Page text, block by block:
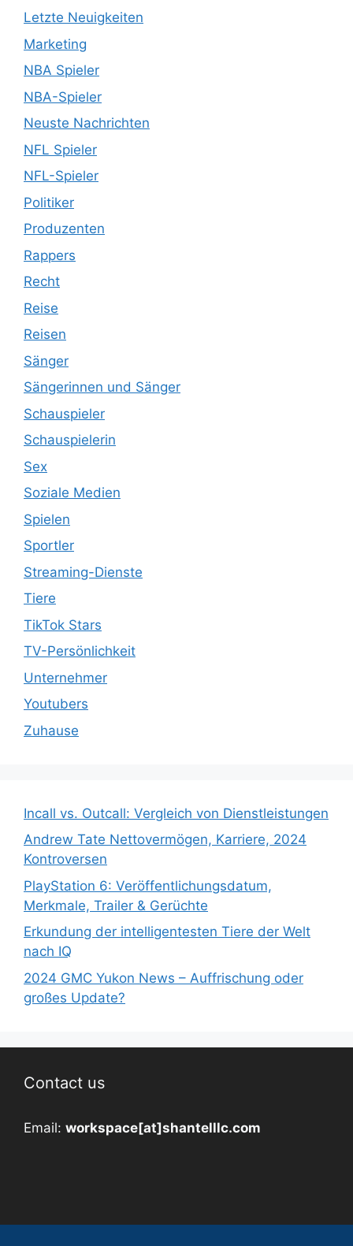
Letzte Neuigkeiten
Marketing
NBA Spieler
NBA-Spieler
Neuste Nachrichten
NFL Spieler
NFL-Spieler
Politiker
Produzenten
Rappers
Recht
Reise
Reisen
Sänger
Sängerinnen und Sänger
Schauspieler
Schauspielerin
Sex
Soziale Medien
Spielen
Sportler
Streaming-Dienste
Tiere
TikTok Stars
TV-Persönlichkeit
Unternehmer
Youtubers
Zuhause
Incall vs. Outcall: Vergleich von Dienstleistungen
Andrew Tate Nettovermögen, Karriere, 2024
Kontroversen
PlayStation 6: Veröffentlichungsdatum,
Merkmale, Trailer & Gerüchte
Erkundung der intelligentesten Tiere der Welt
nach IQ
2024 GMC Yukon News – Auffrischung oder
großes Update?
Contact us
Email: workspace[at]shantelllc.com